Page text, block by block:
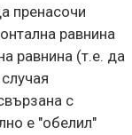
пренасочи
равнина
равнина (т.е. да
с
е "обелил"